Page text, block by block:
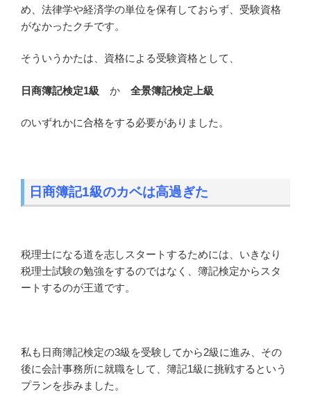
め、法律学や経済学の単位を保有しておらず、受験資格
がなかったクチです。
そういうかたは、資格による受験資格として、
日商簿記検定1級 か 全景簿記検定上級
のいずれかに合格をする必要がありました。
日商簿記1級のカベは高過ぎた
税理士になる道を志しスタートするためには、いきなり
税理士試験の勉強をするのではなく、簿記検定からスタ
ートするのが王道です。
私も日商簿記検定の3級を受験してから2級に進み、その
後に会計事務所に就職をして、簿記1級に挑戦するという
プランを歩みました。